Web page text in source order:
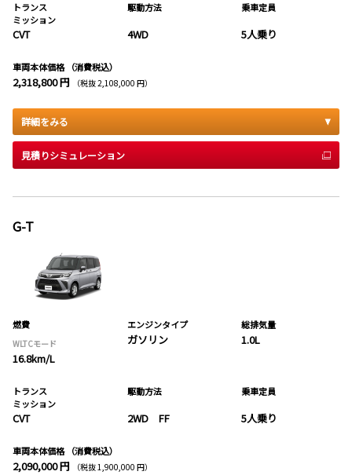
トランス
ミッション
CVT
駆動方法
4WD
乗車定員
5人乗り
車両本体価格 （消費税込）
2,318,800 円 （税抜 2,108,000 円）
詳細をみる
見積りシミュレーション
G-T
燃費
WLTCモード
16.8km/L
エンジンタイプ
ガソリン
総排気量
1.0L
トランス
ミッション
CVT
駆動方法
2WD FF
乗車定員
5人乗り
車両本体価格 （消費税込）
2,090,000 円 （税抜 1,900,000 円）